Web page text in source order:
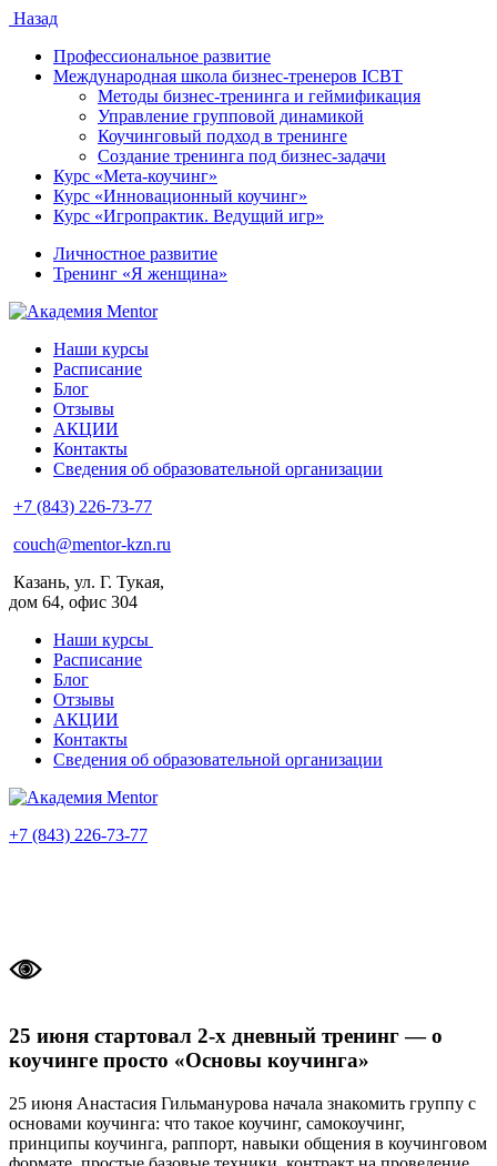
Назад
Профессиональное развитие
Международная школа бизнес-тренеров ICBT
Методы бизнес-тренинга и геймификация
Управление групповой динамикой
Коучинговый подход в тренинге
Создание тренинга под бизнес-задачи
Курс «Мета-коучинг»
Курс «Инновационный коучинг»
Курс «Игропрактик. Ведущий игр»
Личностное развитие
Тренинг «Я женщина»
Наши курсы
Расписание
Блог
Отзывы
АКЦИИ
Контакты
Сведения об образовательной организации
+7 (843) 226-73-77
couch@mentor-kzn.ru
Казань, ул. Г. Тукая,
дом 64, офис 304
Наши курсы
Расписание
Блог
Отзывы
АКЦИИ
Контакты
Сведения об образовательной организации
+7 (843) 226-73-77
25 июня стартовал 2-х дневный тренинг — о
коучинге просто «Основы коучинга»
25 июня Анастасия Гильманурова начала знакомить группу с
основами коучинга: что такое коучинг, самокоучинг,
принципы коучинга, раппорт, навыки общения в коучинговом